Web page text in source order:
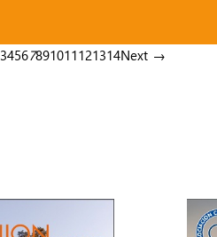
34567891011121314Next →